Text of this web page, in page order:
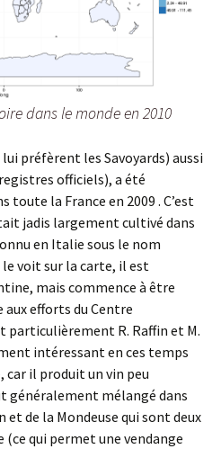
dans le monde en 2010
préfèrent les Savoyards) aussi
officiels), a été
toute la France en 2009 . C’est
jadis largement cultivé dans
en Italie sous le nom
voit sur la carte, il est
mais commence à être
efforts du Centre
particulièrement R. Raffin et M.
intéressant en ces temps
il produit un vin peu
généralement mélangé dans
et de la Mondeuse qui sont deux
(ce qui permet une vendange